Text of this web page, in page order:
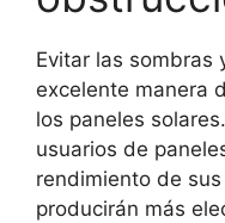
Evitar las sombras
excelente manera
los paneles
usuarios de
rendimiento de
producirán más